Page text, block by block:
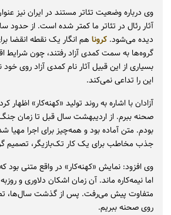
وی درباره وضعیت تئاتر مستند در ایران نیز
دیده می‌شود. کروناهم انگار یک نقطه انقضا
گروه‌ها به سمت کمدی آزاد رفتند، چون
بسیاری از این قبیل آثار نام کمدی آزاد روی
این را تداعی نمی‌کند.
آزادان با اشاره به روند تولید «کهنه‌کار»
بودم. متن آماده بود و همه‌چیز برای اجرا مهیا
جذب مخاطب برای یک کار تک‌بازیگر، تصمیم
اما نیمه‌کاره ماند. آن زمان اشکان دلاوری و
متفاوت پیش می‌رفت. پس از گذشت سال‌ها،
روی صحنه ببریم.